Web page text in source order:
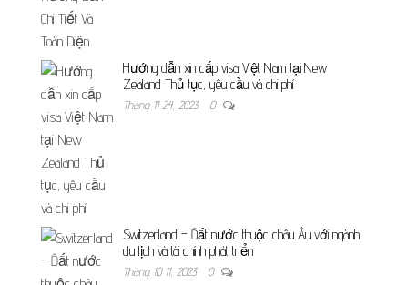
Hướng dẫn xin cấp visa Việt Nam tại New
Zealand Thủ tục, yêu cầu và chi phí
Tháng 11 24, 2023 0
Switzerland – Đất nước thuộc châu Âu với ngành
du lịch và tài chính phát triển
Tháng 10 11, 2023 0